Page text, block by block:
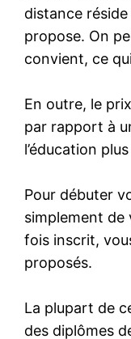
distance réside
propose. On
convient, ce
En outre, le
par rapport à
l’éducation
Pour débuter
simplement de
fois inscrit,
proposés.
La plupart de
des diplômes